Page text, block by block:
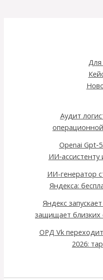
Аудит
Openai
ИИ-генератор
Яндекса:
Яндекс
защищает
ОРД Vk
2026: